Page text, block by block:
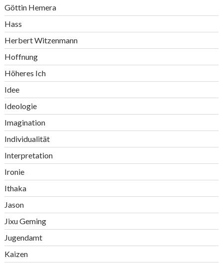
Göttin Hemera
Hass
Herbert Witzenmann
Hoffnung
Höheres Ich
Idee
Ideologie
Imagination
Individualität
Interpretation
Ironie
Ithaka
Jason
Jixu Geming
Jugendamt
Kaizen